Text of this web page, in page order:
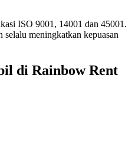
ISO 9001, 14001 dan 45001.
meningkatkan kepuasan
di Rainbow Rent